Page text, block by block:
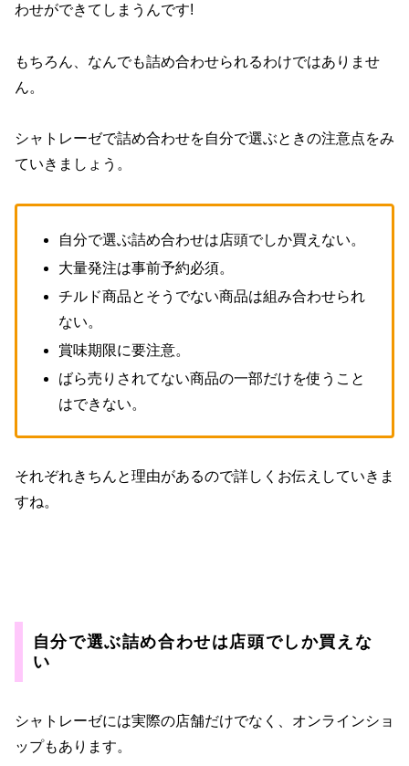
わせができてしまうんです!
もちろん、なんでも詰め合わせられるわけではありませ
ん。
シャトレーゼで詰め合わせを自分で選ぶときの注意点をみ
ていきましょう。
自分で選ぶ詰め合わせは店頭でしか買えない。
大量発注は事前予約必須。
チルド商品とそうでない商品は組み合わせられ
ない。
賞味期限に要注意。
ばら売りされてない商品の一部だけを使うこと
はできない。
それぞれきちんと理由があるので詳しくお伝えしていきま
すね。
自分で選ぶ詰め合わせは店頭でしか買えな
い
シャトレーゼには実際の店舗だけでなく、オンラインショ
ップもあります。